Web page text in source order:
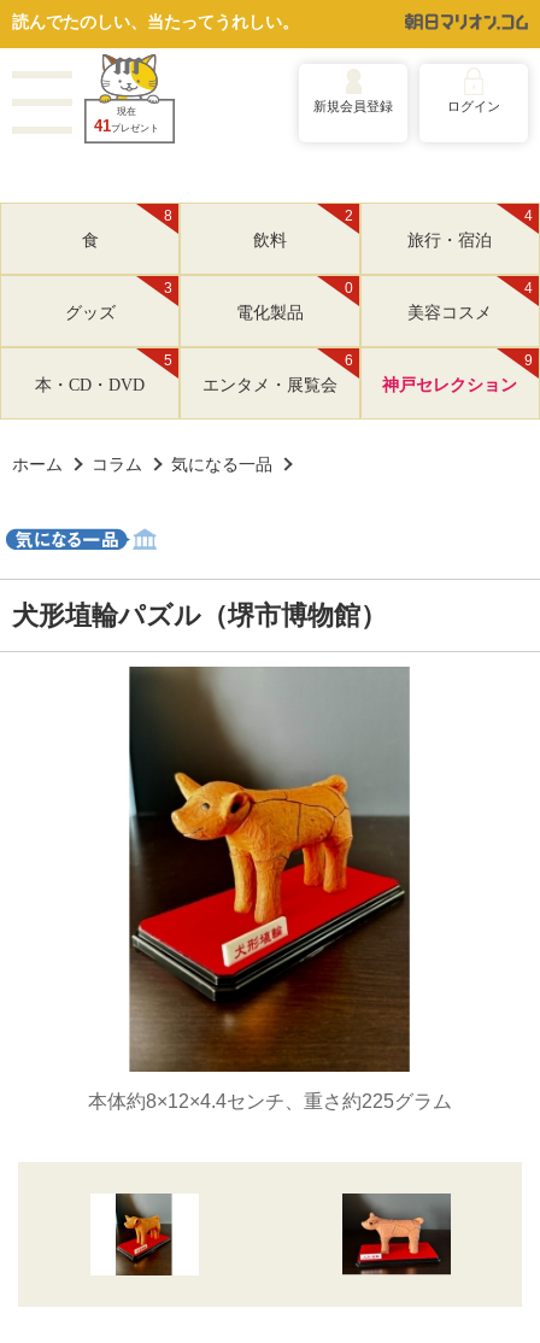
読んでたのしい、当たってうれしい。
現在
41プレゼント
新規会員登録 ログイン
8
食
2
飲料
4
旅行・宿泊
3
グッズ
0
電化製品
4
美容コスメ
5
本・CD・DVD
6
エンタメ・展覧会
9
神戸セレクション
ホーム コラム 気になる一品
犬形埴輪パズル（堺市博物館）
本体約8×12×4.4センチ、重さ約225グラム